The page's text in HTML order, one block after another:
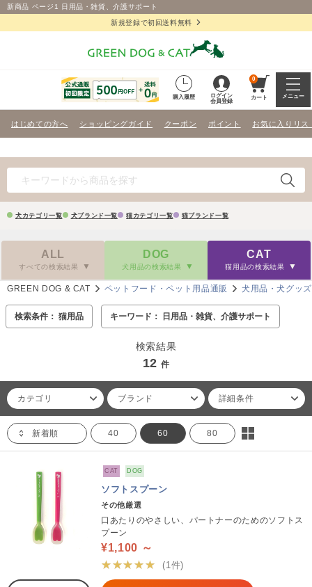
新商品 ページ1 日用品・雑貨、介護サポート
新規登録で初回送料無料
購入履歴
ログイン
会員登録
0
カート メニュー
はじめての方へ ショッピングガイド クーポン ポイント お気に入りリス
犬カテゴリ一覧 犬ブランド一覧 猫カテゴリ一覧 猫ブランド一覧
ALL
すべての検索結果
DOG
犬用品の検索結果
CAT
猫用品の検索結果
GREEN DOG & CAT ペットフード・ペット用品通販 犬用品・犬グッズ
検索条件： 猫用品 キーワード： 日用品・雑貨、介護サポート
検索結果
12 件
カテゴリ ブランド 詳細条件
新着順 40 60 80
CAT DOG
ソフトスプーン
その他厳選
口あたりのやさしい、パートナーのためのソフトス
プーン
¥1,100 ～
★★★★★
(1件)